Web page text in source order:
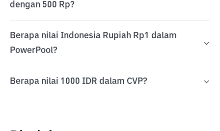
dengan 500 Rp?
Berapa nilai Indonesia Rupiah Rp1 dalam
PowerPool?
Berapa nilai 1000 IDR dalam CVP?